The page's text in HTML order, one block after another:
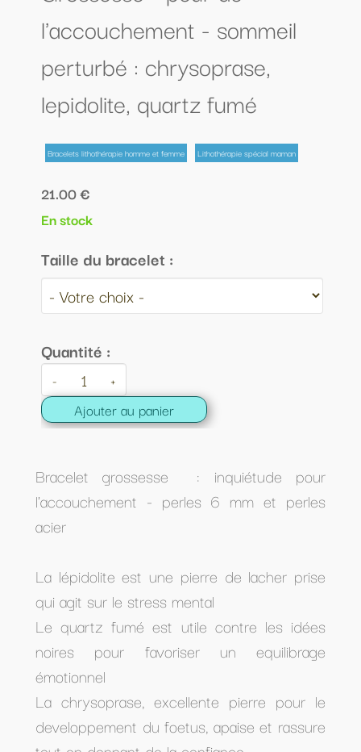
l'accouchement - sommeil
perturbé : chrysoprase,
lepidolite, quartz fumé
Bracelets lithothérapie homme et femme Lithothérapie spécial maman
21.00 €
En stock
Taille du bracelet :
Quantité :
- +
Ajouter au panier
Bracelet grossesse : inquiétude pour
l'accouchement - perles 6 mm et perles
acier
La lépidolite est une pierre de lacher prise
qui agit sur le stress mental
Le quartz fumé est utile contre les idées
noires pour favoriser un equilibrage
émotionnel
La chrysoprase, excellente pierre pour le
developpement du foetus, apaise et rassure